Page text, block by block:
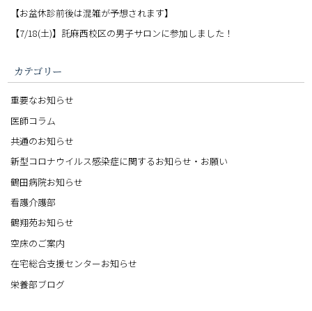
【お盆休診前後は混雑が予想されます】
【7/18(土)】託麻西校区の男子サロンに参加しました！
カテゴリー
重要なお知らせ
医師コラム
共通のお知らせ
新型コロナウイルス感染症に関するお知らせ・お願い
鶴田病院お知らせ
看護介護部
鶴翔苑お知らせ
空床のご案内
在宅総合支援センターお知らせ
栄養部ブログ